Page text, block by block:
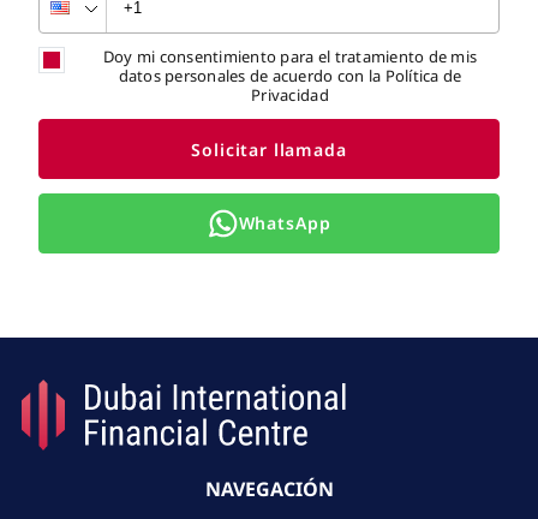
Doy mi consentimiento para el tratamiento de mis
datos personales de acuerdo con la Política de
Privacidad
Solicitar llamada
WhatsApp
NAVEGACIÓN